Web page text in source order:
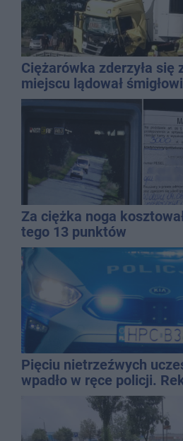
Ciężarówka zderzyła się
miejscu lądował
Za ciężka noga
tego 13 punktów
Pięciu nietrzeźwych
wpadło w ręce policji.